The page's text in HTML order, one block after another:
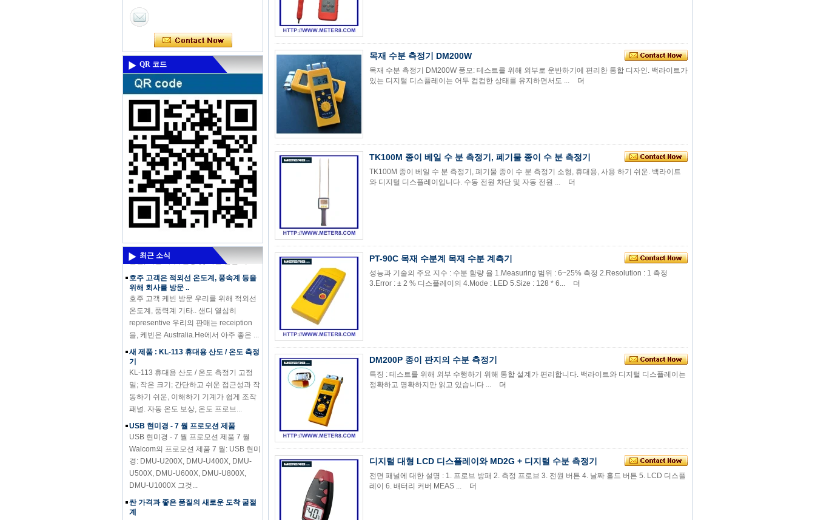
QR 코드
최근 소식
오는 강력한 신제품 - 고주파 수분 측정기
DM300M
오는 강력한 신제품 - 고주파 수분 측정기
DM300M 고주파 수분계 DM300은 측정
분말, 석탄 가루, 설탕 및 다른 분말 재...
위해 회사를 방문 ..
호주 고객 케빈 방문 우리를 위해 적외선
온도계, 풍력계 기타.. 샌디 열심히
representive 우리의 판매는 receiption
을, 케빈은 Australia.He에서 아주 좋은 ...
기
KL-113 휴대용 산도 / 온도 측정기 고정
밀; 작은 크기; 간단하고 쉬운 접근성과 작
동하기 쉬운, 이해하기 기계가 쉽게 조작
패널. 자동 온도 보상, 온도 프로브...
USB 현미경 - 7 월 프로모션 제품 7 월
Walcom의 프로모션 제품 7 월: USB 현미
경: DMU-U200X, DMU-U400X, DMU-
U500X, DMU-U600X, DMU-U800X,
DMU-U1000X 그것...
계
새로운 도착 브릭스 굴절계 싼 가격과 좋
목재 수분 측정기 DM200W
목재 수분 측정기 DM200W 풍모: 테스트를 위해 외부로 운반하기에 편리한 통합 디자인. 백라이트가
있는 디지털 디스플레이는 어두 컴컴한 상태를 유지하면서도 ...
더
TK100M 종이 베일 수 분 측정기, 폐기물 종이 수 분 측정기
TK100M 종이 베일 수 분 측정기, 폐기물 종이 수 분 측정기 소형, 휴대용, 사용 하기 쉬운. 백라이트
와 디지털 디스플레이입니다. 수동 전원 차단 및 자동 전원 ...
더
PT-90C 목재 수분계 목재 수분 계측기
성능과 기술의 주요 지수 : 수분 함량 율 1.Measuring 범위 : 6~25% 측정 2.Resolution : 1 측정
3.Error : ± 2 % 디스플레이의 4.Mode : LED 5.Size : 128 * 6...
더
DM200P 종이 판지의 수분 측정기
특징 : 테스트를 위해 외부 수행하기 위해 통합 설계가 편리합니다. 백라이트와 디지털 디스플레이는
정확하고 명확하지만 읽고 있습니다 ...
더
디지털 대형 LCD 디스플레이와 MD2G + 디지털 수분 측정기
전면 패널에 대한 설명 : 1. 프로브 방패 2. 측정 프로브 3. 전원 버튼 4. 날짜 홀드 버튼 5. LCD 디스플
레이 6. 배터리 커버 MEAS ...
더